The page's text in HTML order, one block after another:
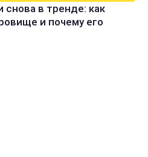
в тренде: как
и почему его